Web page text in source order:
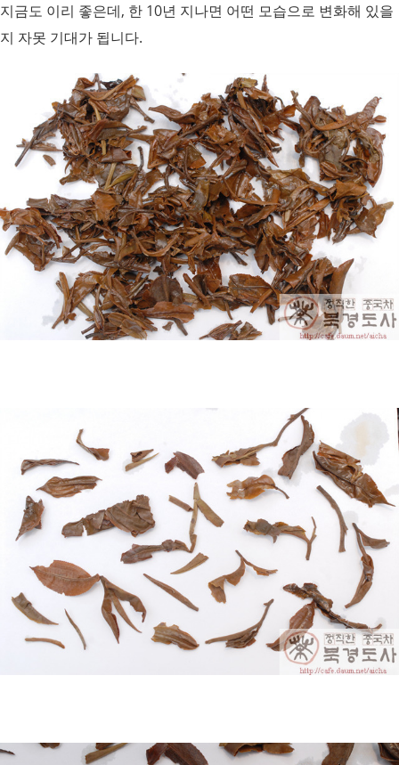
지금도 이리 좋은데, 한 10년 지나면 어떤 모습으로 변화해 있을
지 자못 기대가 됩니다.